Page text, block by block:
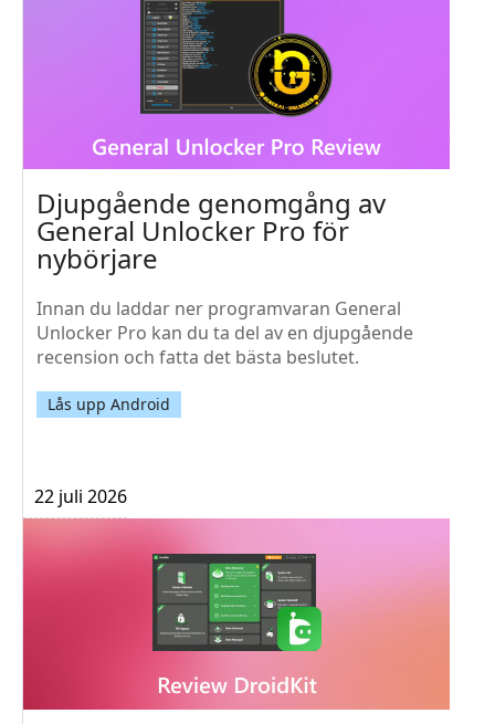
Djupgående genomgång av
General Unlocker Pro för
nybörjare
Innan du laddar ner programvaran General
Unlocker Pro kan du ta del av en djupgående
recension och fatta det bästa beslutet.
Lås upp Android
22 juli 2026